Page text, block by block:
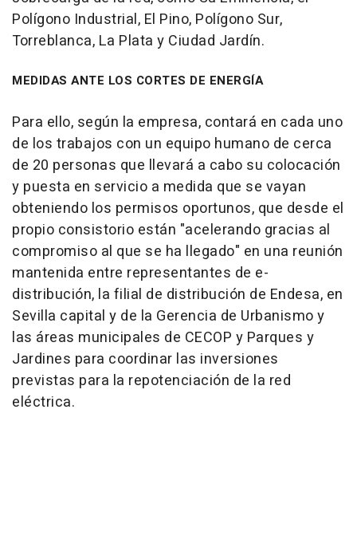
Polígono Industrial, El Pino, Polígono Sur,
Torreblanca, La Plata y Ciudad Jardín.
MEDIDAS ANTE LOS CORTES DE ENERGÍA
Para ello, según la empresa, contará en cada uno
de los trabajos con un equipo humano de cerca
de 20 personas que llevará a cabo su colocación
y puesta en servicio a medida que se vayan
obteniendo los permisos oportunos, que desde el
propio consistorio están "acelerando gracias al
compromiso al que se ha llegado" en una reunión
mantenida entre representantes de e-
distribución, la filial de distribución de Endesa, en
Sevilla capital y de la Gerencia de Urbanismo y
las áreas municipales de CECOP y Parques y
Jardines para coordinar las inversiones
previstas para la repotenciación de la red
eléctrica.